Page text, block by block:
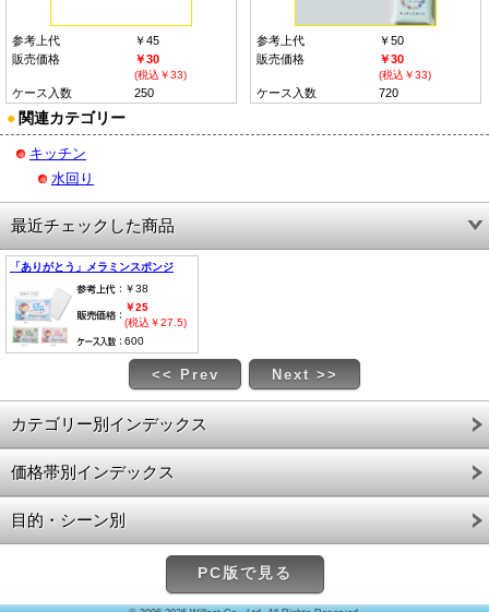
参考上代
￥45
販売価格
￥30
(税込￥33)
ケース入数 250
参考上代
￥50
販売価格
￥30
(税込￥33)
ケース入数 720
● 関連カテゴリー
キッチン
水回り
最近チェックした商品
「ありがとう」メラミンスポンジ
￥38
￥25
(税込￥27.5)
600
<< Prev Next >>
カテゴリー別インデックス
価格帯別インデックス
目的・シーン別
PC版で見る